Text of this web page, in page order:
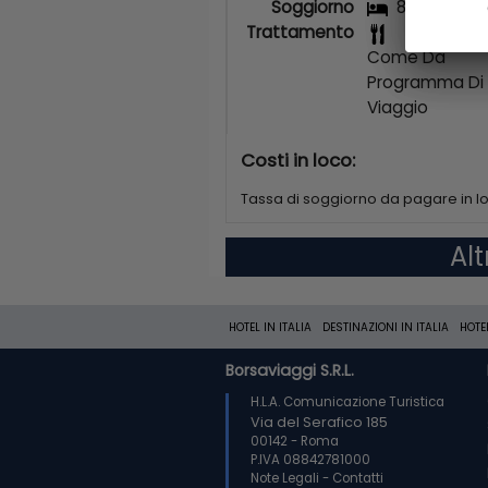
Soggiorno
8/7
Trattamento
Come Da
Programma Di
Viaggio
Costi in loco:
Tassa di soggiorno da pagare in
HOTEL IN ITALIA DESTINAZIONI IN ITALIA
Borsaviaggi S.R.L.
H.L.A. Comunicazione Turistica
Via del Serafico 185
00142 - Roma
P.IVA 08842781000
Note Legali - Contatti